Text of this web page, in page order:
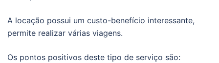
A locação possui um custo-benefício interessante,
permite realizar várias viagens.
Os pontos positivos deste tipo de serviço são: